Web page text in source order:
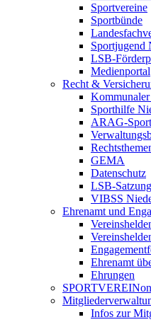
Sportvereine
Sportbünde
Sportjugend
LSB-
Medienportal
Recht &
Kommunaler
Sporthilfe
ARAG-
GEMA
Datenschutz
LSB-
VIBSS
Ehrenamt und
Ehrenamt
Ehrungen
Infos zur